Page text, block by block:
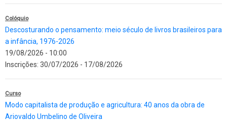
Colóquio
Descosturando o pensamento: meio século de livros brasileiros para
a infância, 1976-2026
19/08/2026 - 10:00
Inscrições: 30/07/2026 - 17/08/2026
Curso
Modo capitalista de produção e agricultura: 40 anos da obra de
Ariovaldo Umbelino de Oliveira